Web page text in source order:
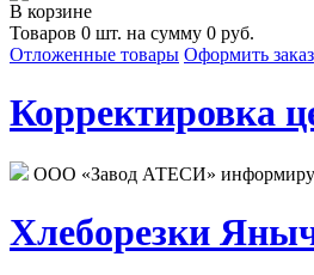
В корзине
Товаров 0 шт. на сумму 0 руб.
Отложенные товары Оформить заказ
Корректировка
ООО «Завод АТЕСИ»
Хлеборезки